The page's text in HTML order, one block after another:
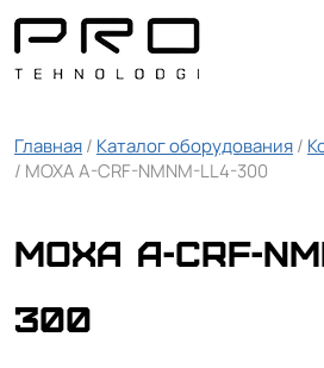
Главная/ Каталог оборудования/
/ MOXA A-CRF-NMNM-LL4-300
MOXA A-CRF-
300